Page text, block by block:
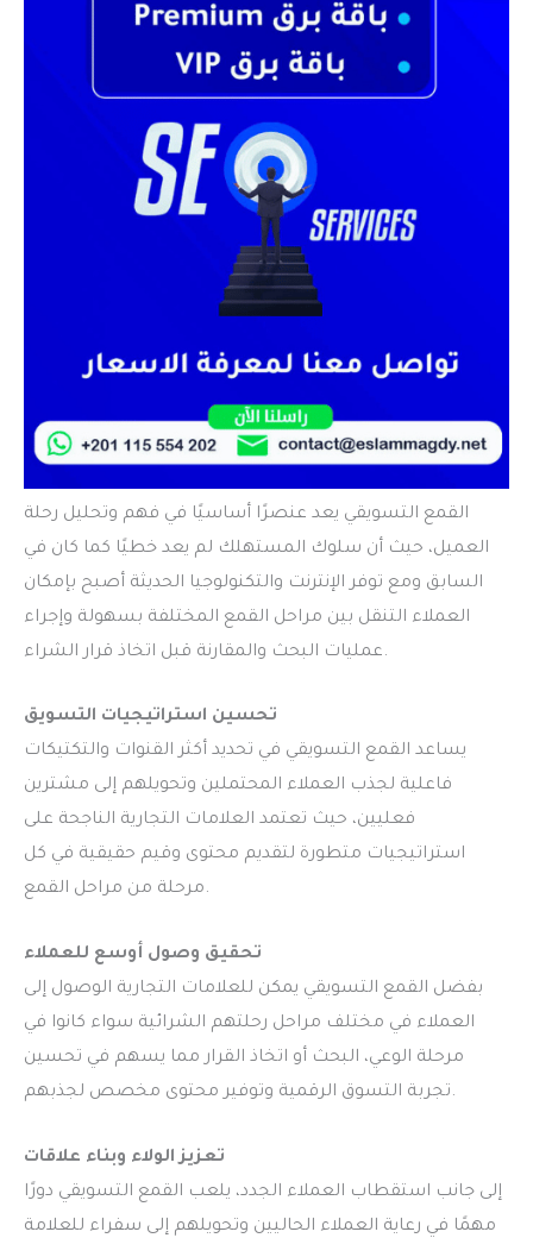
القمع التسويقي يعد عنصرًا أساسيًا في فهم وتحليل رحلة
العميل، حيث أن سلوك المستهلك لم يعد خطيًا كما كان في
السابق ومع توفر الإنترنت والتكنولوجيا الحديثة أصبح بإمكان
العملاء التنقل بين مراحل القمع المختلفة بسهولة وإجراء
عمليات البحث والمقارنة قبل اتخاذ قرار الشراء.
تحسين استراتيجيات التسويق
يساعد القمع التسويقي في تحديد أكثر القنوات والتكتيكات
فاعلية لجذب العملاء المحتملين وتحويلهم إلى مشترين
فعليين، حيث تعتمد العلامات التجارية الناجحة على
استراتيجيات متطورة لتقديم محتوى وقيم حقيقية في كل
مرحلة من مراحل القمع.
تحقيق وصول أوسع للعملاء
بفضل القمع التسويقي يمكن للعلامات التجارية الوصول إلى
العملاء في مختلف مراحل رحلتهم الشرائية سواء كانوا في
مرحلة الوعي، البحث أو اتخاذ القرار مما يسهم في تحسين
تجربة التسوق الرقمية وتوفير محتوى مخصص لجذبهم.
تعزيز الولاء وبناء علاقات
إلى جانب استقطاب العملاء الجدد، يلعب القمع التسويقي دورًا
مهمًا في رعاية العملاء الحاليين وتحويلهم إلى سفراء للعلامة